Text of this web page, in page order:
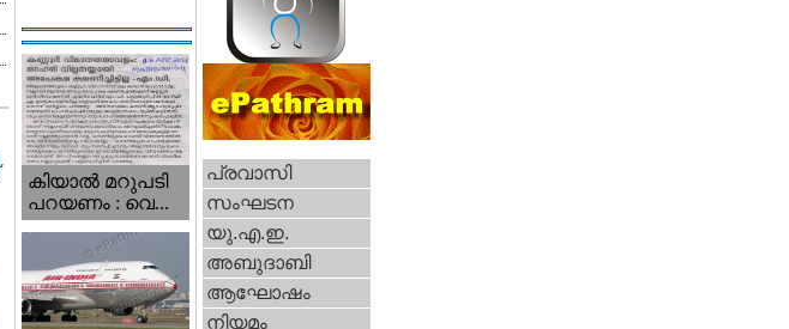
കിയാല്‍ മറുപടി
പറയണം : വെ...
പ്രവാസി
സംഘടന
യു.എ.ഇ.
അബുദാബി
ആഘോഷം
നിയമം